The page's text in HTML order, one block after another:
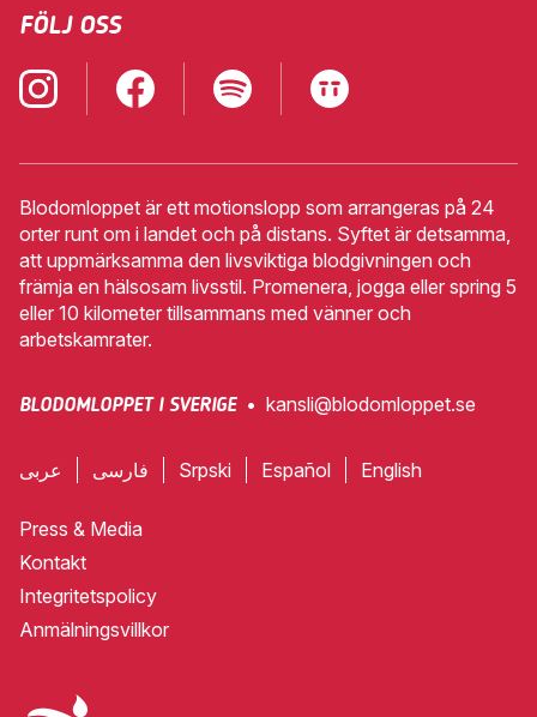
FÖLJ OSS
Blodomloppet är ett motionslopp som arrangeras på 24
orter runt om i landet och på distans. Syftet är detsamma,
att uppmärksamma den livsviktiga blodgivningen och
främja en hälsosam livsstil. Promenera, jogga eller spring 5
eller 10 kilometer tillsammans med vänner och
arbetskamrater.
BLODOMLOPPET I SVERIGE• kansli@blodomloppet.se
عربى فارسی Srpski Español English
Press & Media
Kontakt
Integritetspolicy
Anmälningsvillkor